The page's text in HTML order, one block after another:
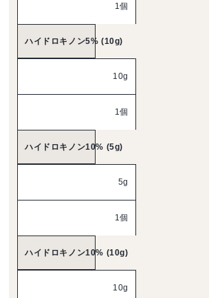
1個
ハイドロキノン5% (10g)
10g
1個
ハイドロキノン10% (5g)
5g
1個
ハイドロキノン10% (10g)
10g